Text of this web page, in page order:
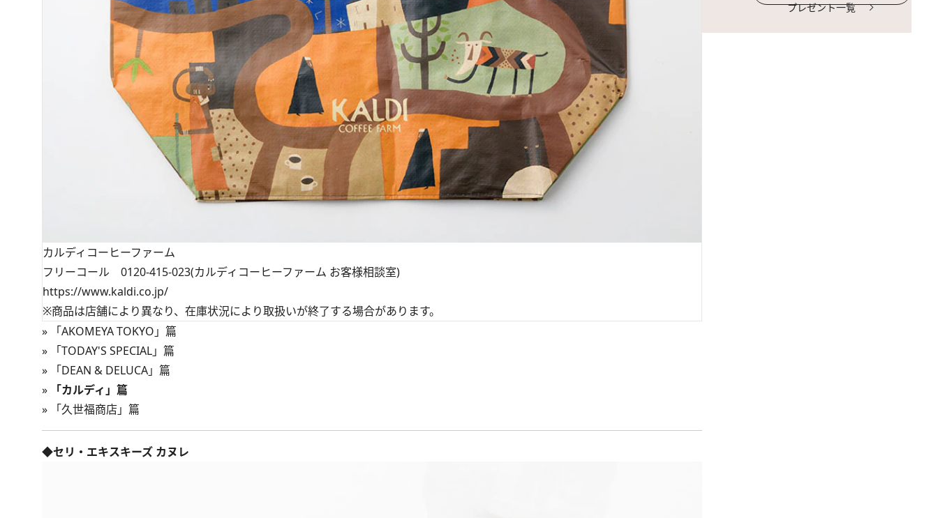
カルディコーヒーファーム
フリーコール 0120-415-023(カルディコーヒーファーム お客様相談室)
https://www.kaldi.co.jp/
※商品は店舗により異なり、在庫状況により取扱いが終了する場合があります。
»
「AKOMEYA TOKYO」篇
»
「TODAY'S SPECIAL」篇
»
「DEAN & DELUCA」篇
»
「カルディ」篇
»
「久世福商店」篇
◆セリ・エキスキーズ カヌレ
プレゼント一覧